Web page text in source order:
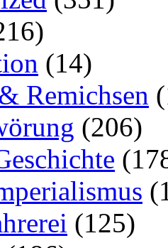
(14)
Remichsen
(206)
(125)